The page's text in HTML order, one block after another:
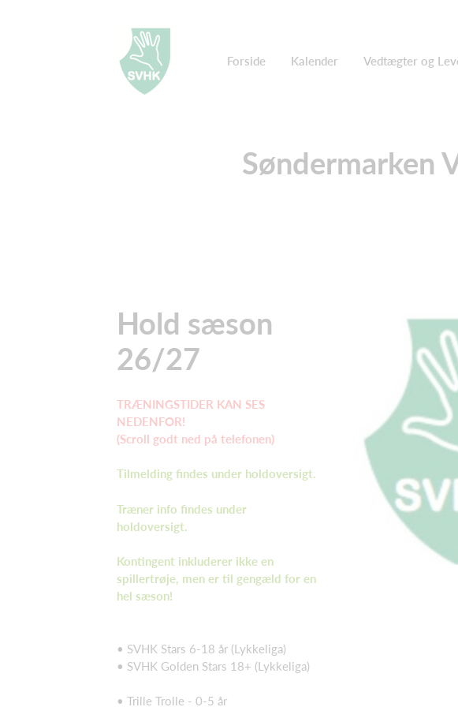
Forside Kalender Vedtægter og
Søndermarken
Hold sæson
26/27
TRÆNINGSTIDER KAN SES
NEDENFOR!
(Scroll godt ned på telefonen)
Tilmelding findes under holdoversigt.
Træner info findes under
holdoversigt.
Kontingent inkluderer ikke en
spillertrøje, men er til gengæld for en
hel sæson!
• SVHK Stars 6-18 år (Lykkeliga)
• SVHK Golden Stars 18+ (Lykkeliga)
• Trille Trolle - 0-5 år